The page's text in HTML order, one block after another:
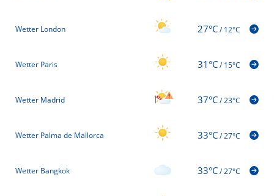
Wetter London 27°C/12°C
Wetter Paris 31°C/15°C
Wetter Madrid 37°C/23°C
Wetter Palma de Mallorca 33°C/27°C
Wetter Bangkok 33°C/27°C